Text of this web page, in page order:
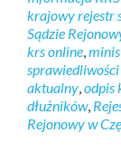
krajowy rejestr
Sądzie
krs online,
aktualny,odpis
dłużników,
Rejonowy w